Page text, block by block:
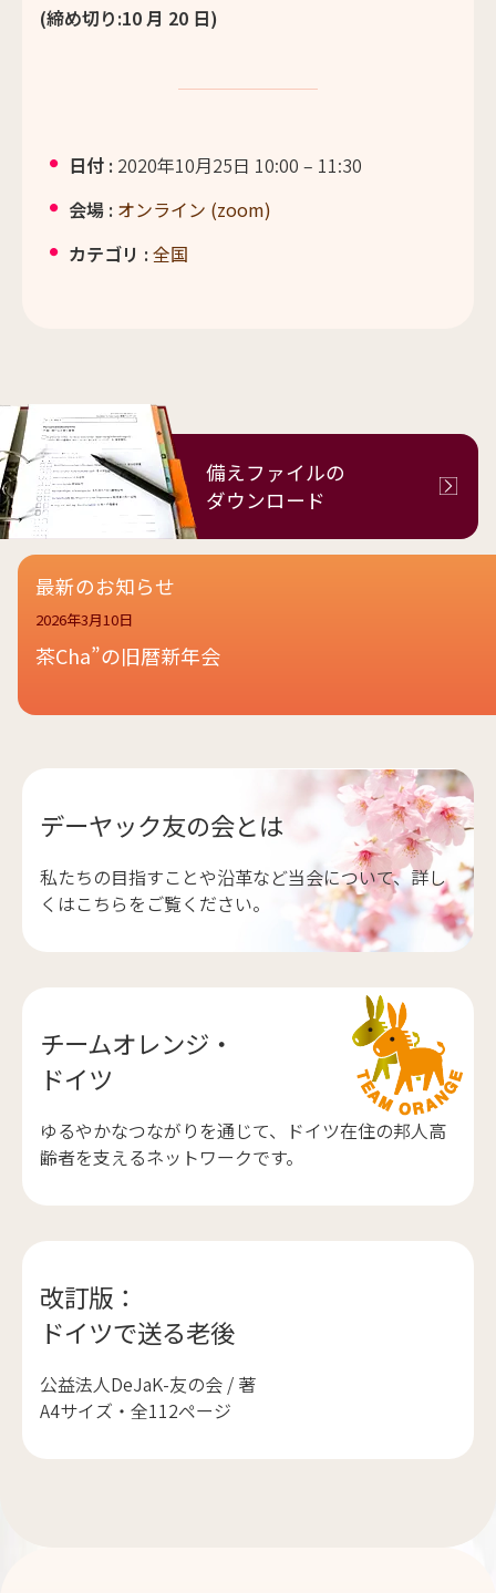
(締め切り:10 月 20 日)
日付 : 2020年10月25日 10:00 – 11:30
会場 : オンライン (zoom)
カテゴリ : 全国
備えファイルの
ダウンロード
最新のお知らせ
2026年3月10日
茶Cha”の旧暦新年会
デーヤック友の会とは
私たちの目指すことや沿革など当会について、詳し
くはこちらをご覧ください。
チームオレンジ・
ドイツ
ゆるやかなつながりを通じて、ドイツ在住の邦人高
齢者を支えるネットワークです。
改訂版：
ドイツで送る老後
公益法人DeJaK-友の会 / 著
A4サイズ・全112ページ